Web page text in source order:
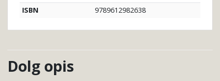
ISBN
9789612982638
Dolg opis